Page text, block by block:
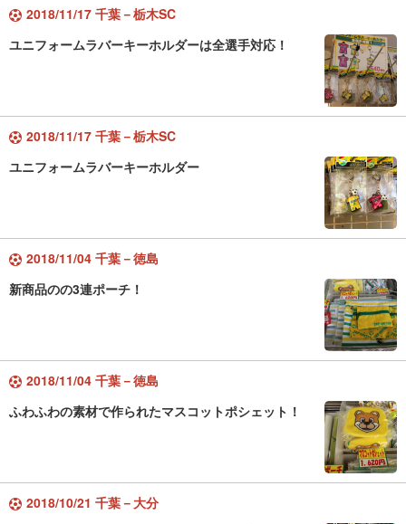
2018/11/17 千葉－栃木SC
ユニフォームラバーキーホルダーは全選手対応！
2018/11/17 千葉－栃木SC
ユニフォームラバーキーホルダー
2018/11/04 千葉－徳島
新商品のの3連ポーチ！
2018/11/04 千葉－徳島
ふわふわの素材で作られたマスコットポシェット！
2018/10/21 千葉－大分